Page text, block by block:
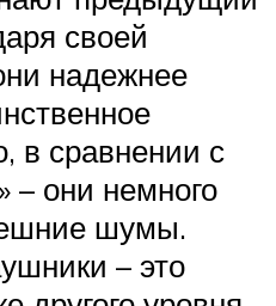
своей
надежнее
в сравнении с
– они немного
шумы.
– это